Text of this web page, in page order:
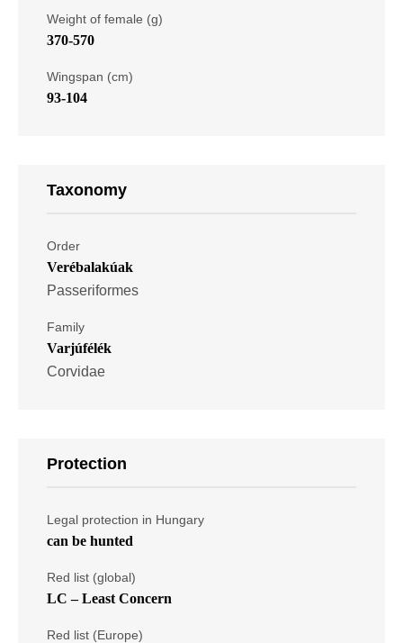
Weight of female (g)
370-570
Wingspan (cm)
93-104
Taxonomy
Order
Verébalakúak
Passeriformes
Family
Varjúfélék
Corvidae
Protection
Legal protection in Hungary
can be hunted
Red list (global)
LC – Least Concern
Red list (Europe)